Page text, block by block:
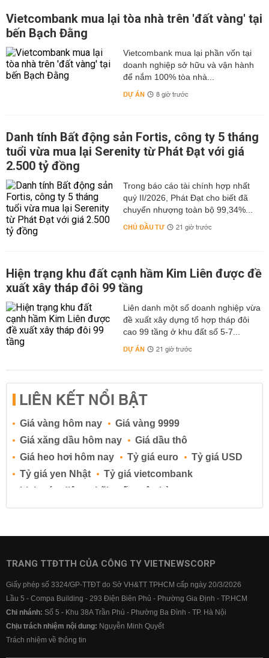
Vietcombank mua lại tòa nhà trên 'đất vàng' tại
bến Bạch Đằng
Vietcombank mua lại phần vốn tại
doanh nghiệp sở hữu và vận hành
để nắm 100% tòa nhà...
DỰ ÁN 8 giờ trước
Danh tính Bất động sản Fortis, công ty 5 tháng
tuổi vừa mua lại Serenity từ Phát Đạt với giá
2.500 tỷ đồng
Trong báo cáo tài chính hợp nhất
quý II/2026, Phát Đạt cho biết đã
chuyển nhượng toàn bộ 99,34%...
CHỦ ĐẦU TƯ 21 giờ trước
Hiện trạng khu đất cạnh hầm Kim Liên được đề
xuất xây tháp đôi 99 tầng
Liên danh một số doanh nghiệp vừa
đề xuất xây dựng tổ hợp tháp đôi
cao 99 tầng ở khu đất số 5-7...
DỰ ÁN 21 giờ trước
LIÊN KẾT NỔI BẬT
Giá vàng hôm nay
Giá vàng 9999
Giá xăng dầu hôm nay
Giá dầu thô
Giá heo hơi hôm nay
Tỷ giá euro
Tỷ giá USD
Tỷ giá yen Nhật
Tỷ giá vietcombank
Lịch cúp điện
Lãi suất ngân hàng
Lãi suất tiết kiệm
Lãi suất tiền gửi
Lãi suất ngân hàng BIDV
Lãi suất ngân hàng Vietcombank
TRANG TTĐTTH CỦA CÔNG TY VIETNEWSCORP
Giấy phép số 3324/GP-TTĐT do Sở VH&TT TPHCM cấp ngày 20/3/2026
Lầu 5 - Compa Building - 293 Điện Biên Phủ - Phường Gia Định - TP.HCM
Chi nhánh: Số 5 - Khu 38A Trần Phú - Phường Ba Đình - TP. Hà Nội
Chịu trách nhiệm nội dung: Nguyễn Minh Quyết
Trách nhiệm về thông tin